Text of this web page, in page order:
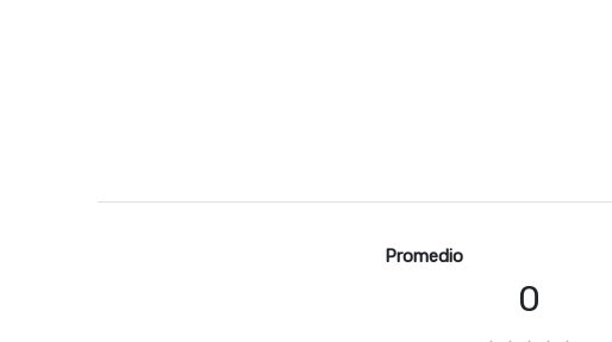
Promedio
0